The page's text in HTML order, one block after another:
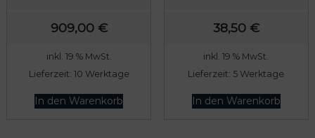
909,00 €
inkl. 19 % MwSt.
Lieferzeit: 10 Werktage
In den Warenkorb
38,50 €
inkl. 19 % MwSt.
Lieferzeit: 5 Werktage
In den Warenkorb